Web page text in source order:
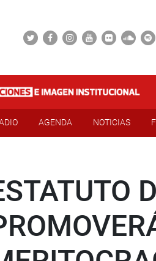
AGENDA NOTICIAS